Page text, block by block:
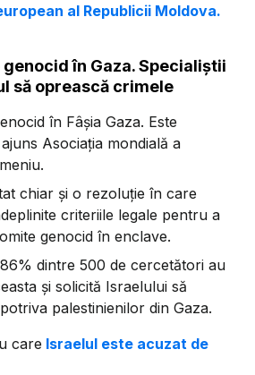
al Republicii Moldova.
în Gaza. Specialiștii
să oprească crimele
în Fâșia Gaza. Este
Asociația mondială a
chiar și o rezoluție în care
criteriile legale pentru a
genocid în enclave.
dintre 500 de cercetători au
și solicită Israelului să
palestinienilor din Gaza.
care Israelul este acuzat de